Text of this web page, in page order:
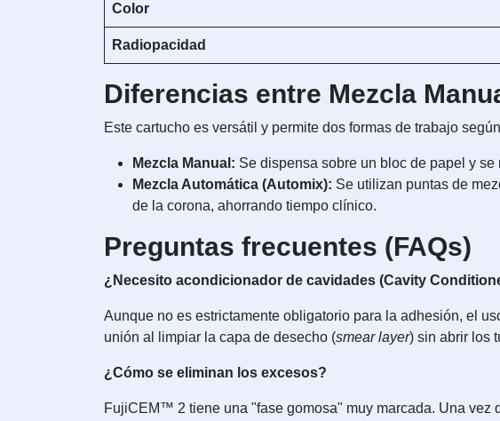
Color
Radiopacidad
Diferencias entre Mezcla
Este cartucho es versátil y permite dos formas de trabajo
Mezcla Manual: Se dispensa sobre un bloc de papel y
Mezcla Automática (Automix): Se utilizan puntas de
de la corona, ahorrando tiempo clínico.
Preguntas frecuentes (FAQs)
¿Necesito acondicionador de cavidades (Cavity
Aunque no es estrictamente obligatorio para la adhesión, el
unión al limpiar la capa de desecho (smear layer) sin abrir los
¿Cómo se eliminan los excesos?
FujiCEM™ 2 tiene una "fase gomosa" muy marcada. Una vez